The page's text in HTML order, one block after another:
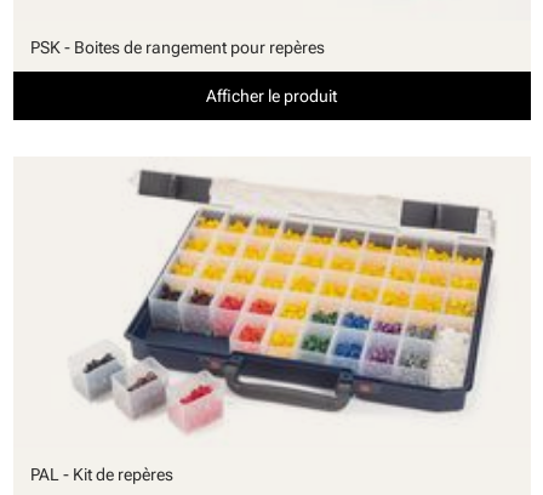
PSK - Boites de rangement pour repères
Afficher le produit
PAL - Kit de repères